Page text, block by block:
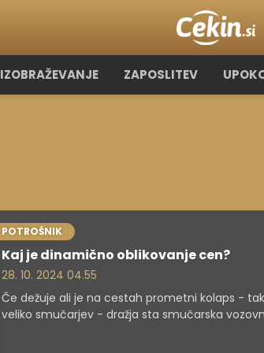
IZOBRAŽEVANJE ZAPOSLITEV
POTROŠNIK
Kaj je dinamično oblikovanje cen?
28. 10. 2024 04.55
Če dežuje ali je na cestah prometni kolaps -
veliko smučarjev - dražja sta smučarska